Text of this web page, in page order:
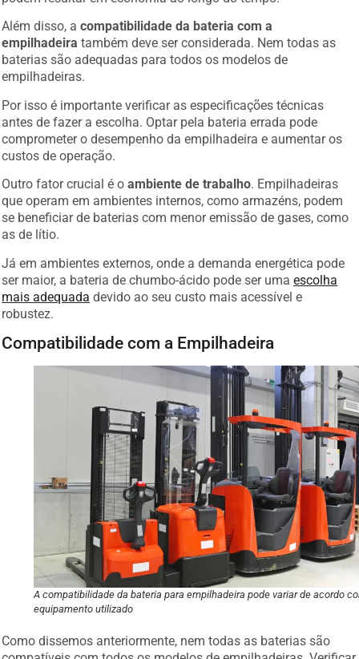
Além disso, acompatibilidade da bateria com a
empilhadeira também deve ser considerada. Nem todas as
baterias são adequadas para todos os modelos de
empilhadeiras.
Por isso é importante verificar as especificações técnicas
antes de fazer a escolha. Optar pela bateria errada pode
comprometer o desempenho da empilhadeira e aumentar os
custos de operação.
Outro fator crucial é oambiente de trabalho . Empilhadeiras
que operam em ambientes internos, como armazéns, podem
se beneficiar de baterias com menor emissão de gases, como
as de lítio.
Já em ambientes externos, onde a demanda energética pode
ser maior, a bateria de chumbo-ácido pode ser uma escolha
mais adequada devido ao seu custo mais acessível e
robustez.
Compatibilidade com a Empilhadeira
A compatibilidade da bateria para empilhadeira pode variar de acordo
equipamento utilizado
Como dissemos anteriormente, nem todas as baterias são
compatíveis com todos os modelos de empilhadeiras. Verificar